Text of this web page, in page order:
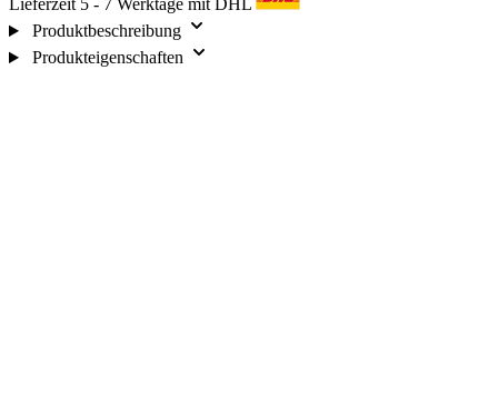
Lieferzeit 5 - 7 Werktage mit DHL
Produktbeschreibung
Produkteigenschaften